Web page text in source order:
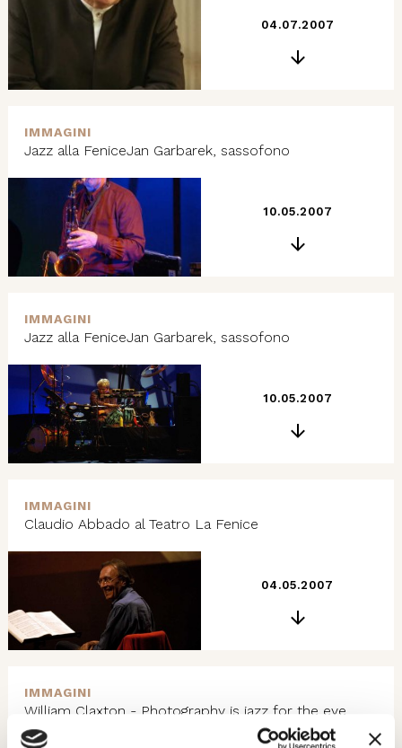
04.07.2007
IMMAGINI
Jazz alla FeniceJan Garbarek, sassofono
10.05.2007
IMMAGINI
Jazz alla FeniceJan Garbarek, sassofono
10.05.2007
IMMAGINI
Claudio Abbado al Teatro La Fenice
04.05.2007
IMMAGINI
William Claxton - Photography is jazz for the eye